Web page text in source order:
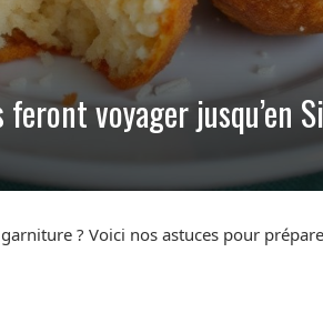
voyager jusqu’en
? Voici nos astuces pour